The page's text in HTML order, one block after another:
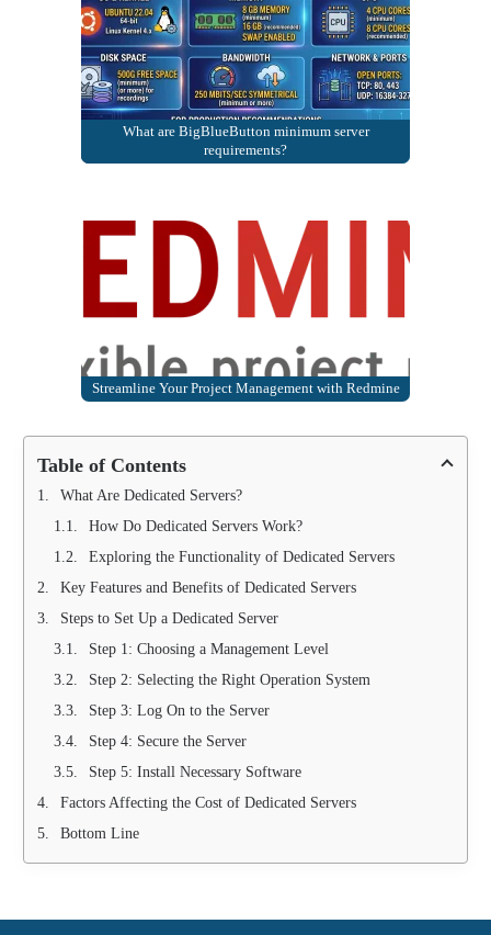
What are BigBlueButton minimum server
requirements?
Streamline Your Project Management with Redmine
Table of Contents
What Are Dedicated Servers?
How Do Dedicated Servers Work?
Exploring the Functionality of Dedicated Servers
Key Features and Benefits of Dedicated Servers
Steps to Set Up a Dedicated Server
Step 1: Choosing a Management Level
Step 2: Selecting the Right Operation System
Step 3: Log On to the Server
Step 4: Secure the Server
Step 5: Install Necessary Software
Factors Affecting the Cost of Dedicated Servers
Bottom Line